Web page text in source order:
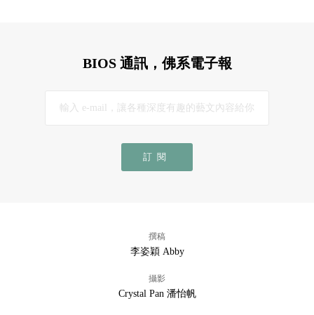
BIOS 通訊，佛系電子報
訂閱
撰稿
李姿穎 Abby
攝影
Crystal Pan 潘怡帆